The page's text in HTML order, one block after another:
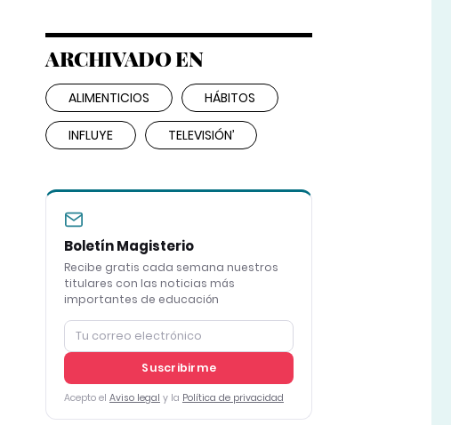
ARCHIVADO EN
ALIMENTICIOS HÁBITOS
INFLUYE TELEVISIÓN’
Boletín Magisterio
Recibe gratis cada semana nuestros
titulares con las noticias más
importantes de educación
Suscribirme
Acepto el Aviso legal y la Política de privacidad